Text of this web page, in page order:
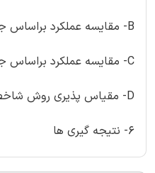
B- مقایسه عملکرد براساس جستارهای برد زمانی و مکانی
C- مقایسه عملکرد براساس جستارهای دایره زمانی و مکانی
D- مقیاس پذیری روش شاخص گذاری ST-Hash
6- نتیجه گیری ها